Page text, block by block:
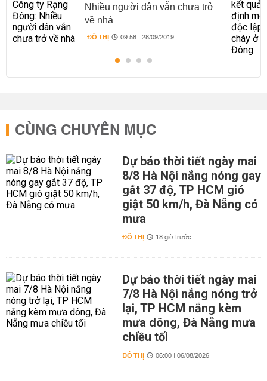
Nhiều người dân vẫn chưa trở
về nhà
ĐÔ THỊ 09:58 | 28/09/2019
CÙNG CHUYÊN MỤC
Dự báo thời tiết ngày mai
8/8 Hà Nội nắng nóng gay
gắt 37 độ, TP HCM gió
giật 50 km/h, Đà Nẵng có
mưa
ĐÔ THỊ 18 giờ trước
Dự báo thời tiết ngày mai
7/8 Hà Nội nắng nóng trở
lại, TP HCM nắng kèm
mưa dông, Đà Nẵng mưa
chiều tối
ĐÔ THỊ 06:00 | 06/08/2026